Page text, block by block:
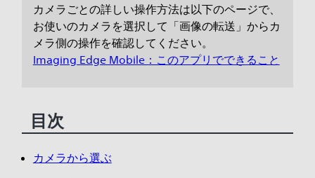
カメラごとの詳しい操作方法は以下のページで、
お使いのカメラを選択して「画像の転送」からカ
メラ側の操作を確認してください。
Imaging Edge Mobile：このアプリでできること
目次
カメラから選ぶ